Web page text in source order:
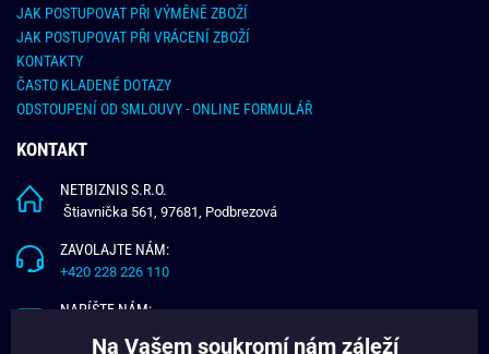
JAK POSTUPOVAT PŘI VÝMĚNĚ ZBOŽÍ
JAK POSTUPOVAT PŘI VRÁCENÍ ZBOŽÍ
KONTAKTY
ČASTO KLADENÉ DOTAZY
ODSTOUPENÍ OD SMLOUVY - ONLINE FORMULÁŘ
KONTAKT
NETBIZNIS S.R.O.
Štiavnička 561, 97681, Podbrezová
ZAVOLAJTE NÁM:
+420 228 226 110
NAPÍŠTE NÁM:
Na Vašem soukromí nám záleží